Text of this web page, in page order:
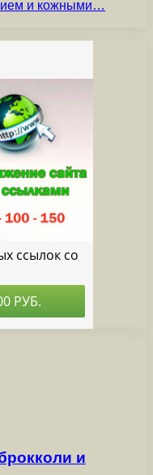
и кожными…
и